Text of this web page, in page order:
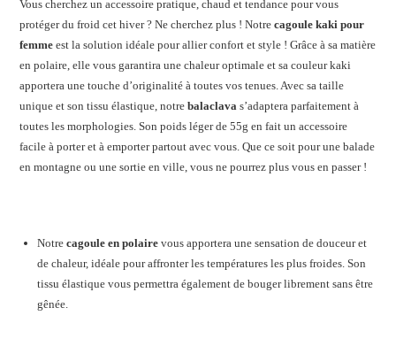
Vous cherchez un accessoire pratique, chaud et tendance pour vous
protéger du froid cet hiver ? Ne cherchez plus ! Notrecagoule kaki pour
femme est la solution idéale pour allier confort et style ! Grâce à sa matière
en polaire, elle vous garantira une chaleur optimale et sa couleur kaki
apportera une touche d’originalité à toutes vos tenues. Avec sa taille
unique et son tissu élastique, notrebalaclava s’adaptera parfaitement à
toutes les morphologies. Son poids léger de 55g en fait un accessoire
facile à porter et à emporter partout avec vous. Que ce soit pour une balade
en montagne ou une sortie en ville, vous ne pourrez plus vous en passer !
Notrecagoule en polaire vous apportera une sensation de douceur et
de chaleur, idéale pour affronter les températures les plus froides. Son
tissu élastique vous permettra également de bouger librement sans être
gênée.